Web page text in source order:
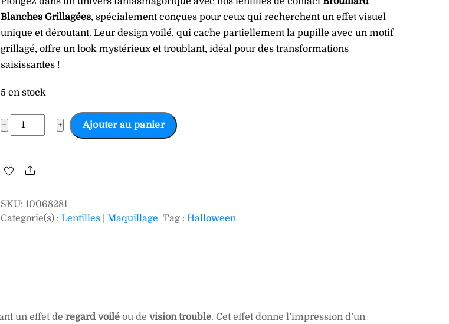
Blanches Grillagées, spécialement conçues pour ceux qui recherchent un effet visuel
unique et déroutant. Leur design voilé, qui cache partiellement la pupille avec un motif
grillagé, offre un look mystérieux et troublant, idéal pour des transformations
saisissantes !
5 en stock
−
quantité
de
BROUILLARD
SEMAINE
+ Ajouter au panier
Share
SKU: 10068281
Categorie(s) : Lentilles| Maquillage Tag : Halloween
un effet de regard voiléou de vision trouble. Cet effet donne l’impression d’un